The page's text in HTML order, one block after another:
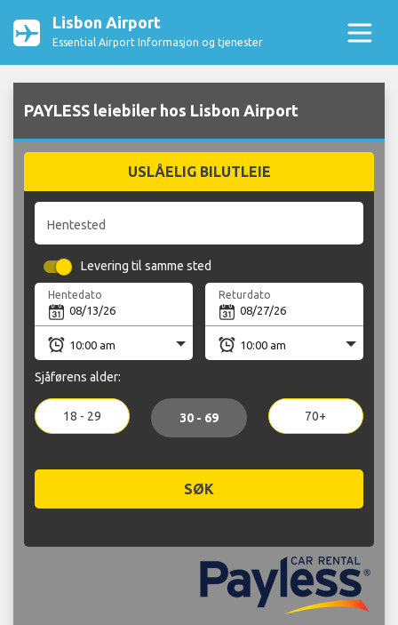
Lisbon Airport
Essential Airport Informasjon og tjenester
PAYLESS leiebiler hos Lisbon Airport
USLÅELIG BILUTLEIE
Hentested
Levering til samme sted
Hentedato Returdato
Sjåførens alder:
18 - 29 30 - 69 70+
SØK